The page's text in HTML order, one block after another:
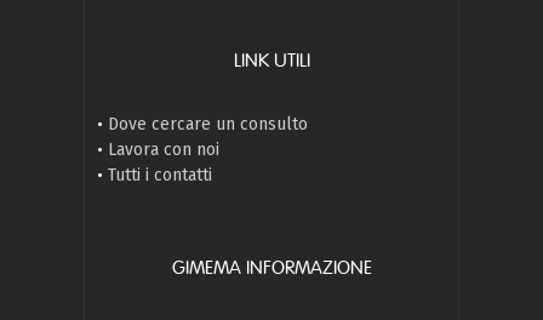
LINK UTILI
• Dove cercare un consulto
• Lavora con noi
• Tutti i contatti
GIMEMA INFORMAZIONE